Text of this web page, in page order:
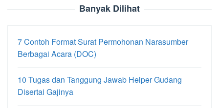
Banyak Dilihat
7 Contoh Format Surat Permohonan Narasumber
Berbagai Acara (DOC)
10 Tugas dan Tanggung Jawab Helper Gudang
Disertai Gajinya